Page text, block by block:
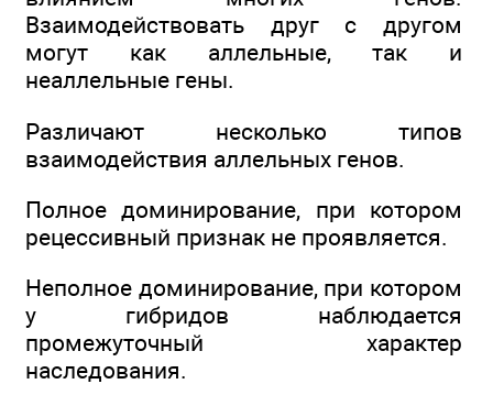
Взаимодействовать друг с другом
могут как аллельные, так и
неаллельные гены.
Различают несколько типов
взаимодействия аллельных генов.
Полное доминирование, при котором
рецессивный признак не проявляется.
Неполное доминирование, при котором
у гибридов наблюдается
промежуточный характер
наследования.